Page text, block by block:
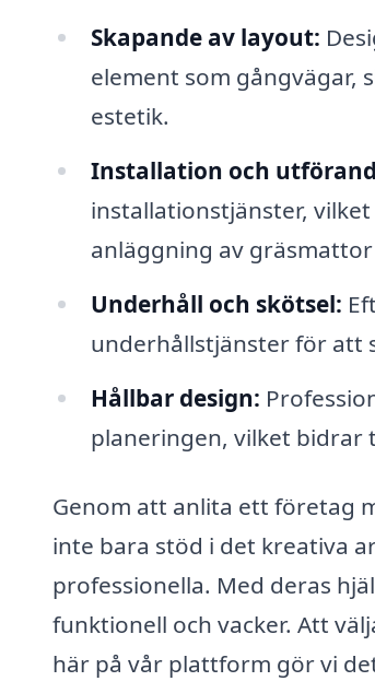
Skapande av layout:
element som gångvägar,
estetik.
Installation och
installationstjänster,
anläggning av
Underhåll och skötsel:
underhållstjänster för att
Hållbar design:
planeringen, vilket bidrar
Genom att anlita ett företag
inte bara stöd i det kreativa
professionella. Med deras
funktionell och vacker. Att
här på vår plattform gör vi